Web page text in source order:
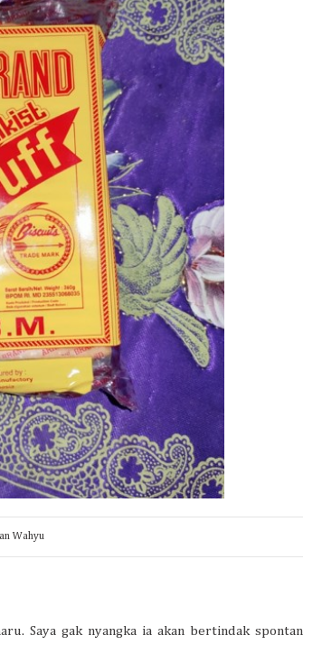
Wahyu
Saya gak nyangka ia akan bertindak spontan